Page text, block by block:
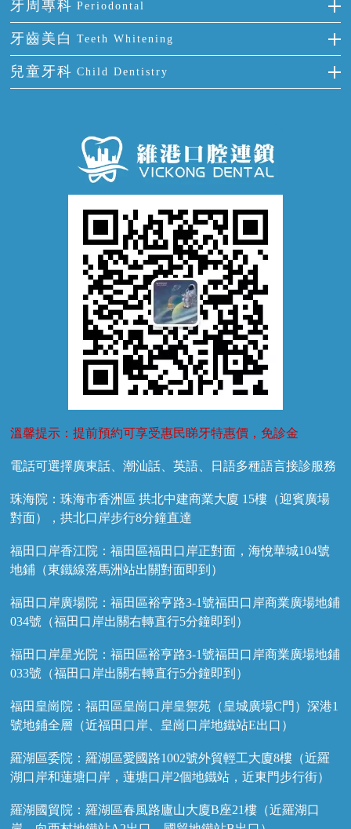
全口缺失
牙齒稀疏
四環素牙
活動假牙
牙貼面
根管治療
拔牙
牙痛
正確刷牙
全國愛牙日
預防牙病
牙科通識
牙周專科 Periodontal
牙周炎
牙齦出血
牙齦炎
牙齦萎縮
牙齒美白 Teeth Whitening
冷光美白
兒童牙科 Child Dentistry
溫馨提示：提前預約可享受惠民睇牙特惠價，免診金
電話可選擇廣東話、潮汕話、英語、日語多種語言接診服務
珠海院：珠海市香洲區 拱北中建商業大廈 15樓（迎賓廣場
對面），拱北口岸步行8分鐘直達
福田口岸香江院：福田區福田口岸正對面，海悅華城104號
地鋪（東鐵線落馬洲站出關對面即到）
福田口岸廣場院：福田區裕亨路3-1號福田口岸商業廣場地鋪
034號（福田口岸出關右轉直行5分鐘即到）
福田口岸星光院：福田區裕亨路3-1號福田口岸商業廣場地鋪
033號（福田口岸出關右轉直行5分鐘即到）
福田皇崗院：福田區皇崗口岸皇禦苑（皇城廣場C門）深港1
號地鋪全層（近福田口岸、皇崗口岸地鐵站E出口）
羅湖區委院：羅湖區愛國路1002號外貿輕工大廈8樓（近羅
湖口岸和蓮塘口岸，蓮塘口岸2個地鐵站，近東門步行街）
羅湖國貿院：羅湖區春風路廬山大廈B座21樓（近羅湖口